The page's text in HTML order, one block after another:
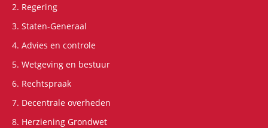
2. Regering
3. Staten-Generaal
4. Advies en controle
5. Wetgeving en bestuur
6. Rechtspraak
7. Decentrale overheden
8. Herziening Grondwet